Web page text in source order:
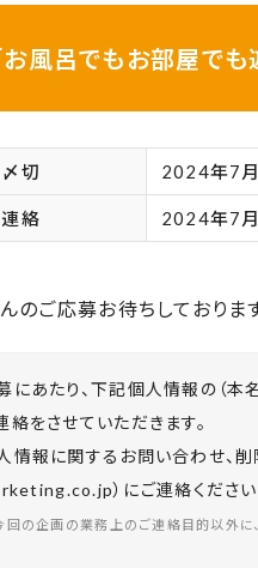
お風呂でもお部屋で
切 2024年7
絡 2024年7月
のご応募お待ちしておりま
にあたり、下記個人情報の（
絡をさせていただきます。
情報に関するお問い合わせ、
）にご連絡ください
の企画の業務上のご連絡目的以外に